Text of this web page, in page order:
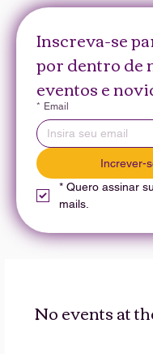
Inscreva-se
por dentro de
eventos e
* Email
Increver-
* Quero assinar
mails.
No events at